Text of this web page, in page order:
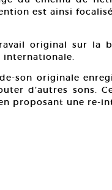
est ainsi
original sur la
internationale.
son originale
d’autres sons.
proposant une re-